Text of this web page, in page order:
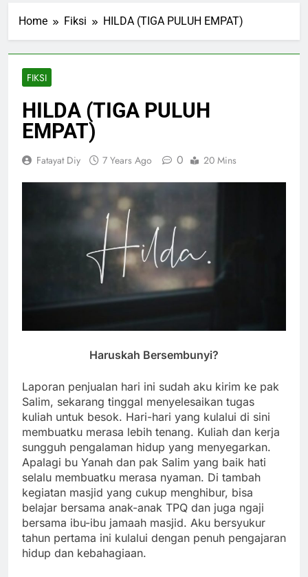
Home Fiksi HILDA (TIGA PULUH EMPAT)
FIKSI
HILDA (TIGA PULUH
EMPAT)
Fatayat Diy 7 Years Ago 0 20 Mins
Haruskah Bersembunyi?
Laporan penjualan hari ini sudah aku kirim ke pak
Salim, sekarang tinggal menyelesaikan tugas
kuliah untuk besok. Hari-hari yang kulalui di sini
membuatku merasa lebih tenang. Kuliah dan kerja
sungguh pengalaman hidup yang menyegarkan.
Apalagi bu Yanah dan pak Salim yang baik hati
selalu membuatku merasa nyaman. Di tambah
kegiatan masjid yang cukup menghibur, bisa
belajar bersama anak-anak TPQ dan juga ngaji
bersama ibu-ibu jamaah masjid. Aku bersyukur
tahun pertama ini kulalui dengan penuh pengajaran
hidup dan kebahagiaan.